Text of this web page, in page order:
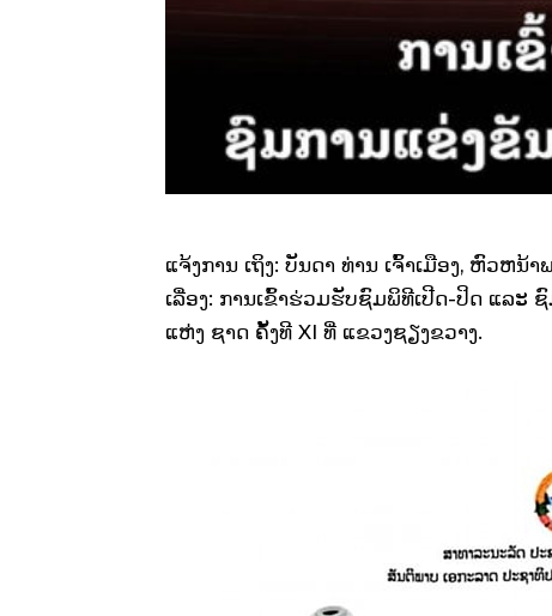
ແຈ້ງການ ເຖິງ: ບັນດາ ທ່ານ ເຈົ້າເມືອງ, ຫົວຫ
ເລື່ອງ: ການເຂົ້າຮ່ວມຮັບຊົມພິທີເປີດ-ປິດ ແລະ
ແຫ່ງ ຊາດ ຄັ້ງທີ XI ທີ່ ແຂວງຊຽງຂວາງ.